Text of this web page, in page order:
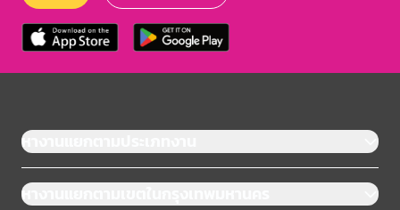
หางานแยกตามประเภทงาน
หางานแยกตามเขตในกรุงเทพมหานคร